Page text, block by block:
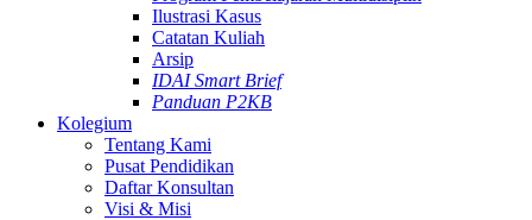
Ilustrasi Kasus
Catatan Kuliah
Arsip
IDAI Smart Brief
Panduan P2KB
Kolegium
Tentang Kami
Pusat Pendidikan
Daftar Konsultan
Visi & Misi